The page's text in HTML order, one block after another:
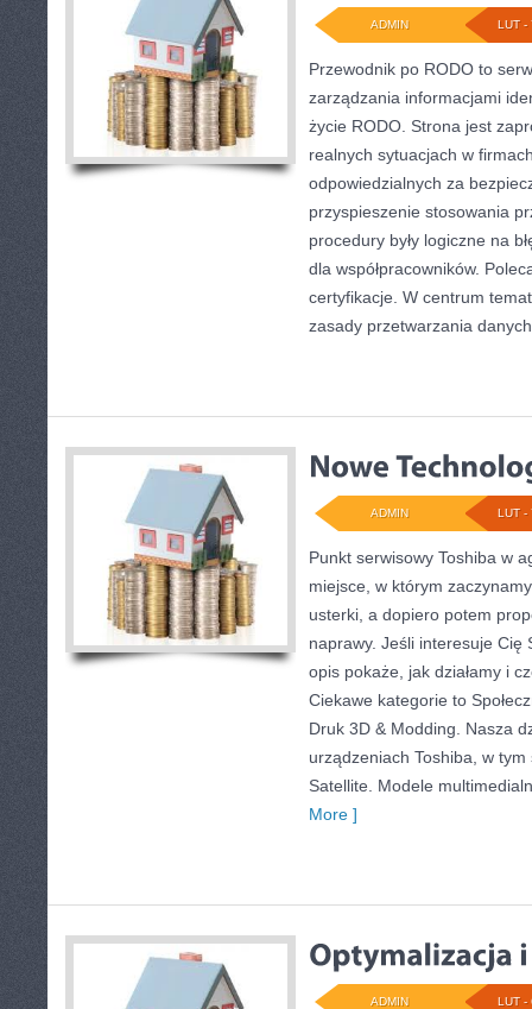
LUT -
ADMIN
Przewodnik po RODO to
zarządzania informacjami
życie RODO. Strona jest
realnych sytuacjach w
odpowiedzialnych za
przyspieszenie stosowania
procedury były logiczne na
dla współpracowników.
certyfikacje. W centrum
zasady przetwarzania
LUT -
ADMIN
Punkt serwisowy Toshiba w
miejsce, w którym
usterki, a dopiero potem
naprawy. Jeśli interesuje Cię
opis pokaże, jak działamy i
Ciekawe kategorie to
Druk 3D & Modding. Nasza
urządzeniach Toshiba, w
Satellite. Modele
More ]
LUT -
ADMIN